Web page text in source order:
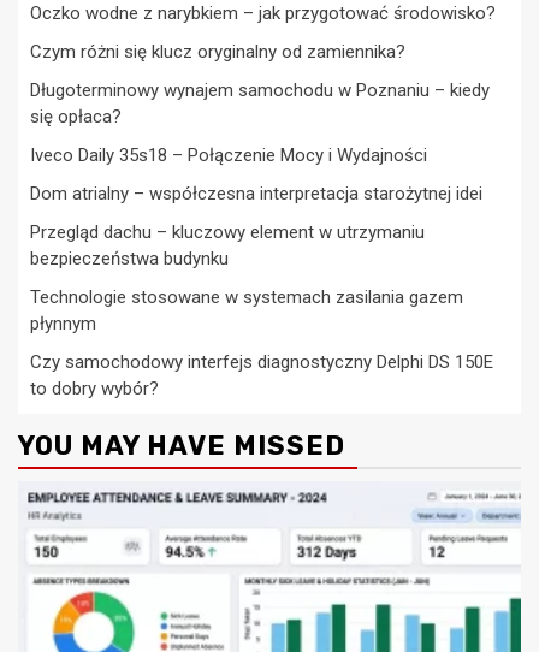
Oczko wodne z narybkiem – jak przygotować środowisko?
Czym różni się klucz oryginalny od zamiennika?
Długoterminowy wynajem samochodu w Poznaniu – kiedy
się opłaca?
Iveco Daily 35s18 – Połączenie Mocy i Wydajności
Dom atrialny – współczesna interpretacja starożytnej idei
Przegląd dachu – kluczowy element w utrzymaniu
bezpieczeństwa budynku
Technologie stosowane w systemach zasilania gazem
płynnym
Czy samochodowy interfejs diagnostyczny Delphi DS 150E
to dobry wybór?
YOU MAY HAVE MISSED